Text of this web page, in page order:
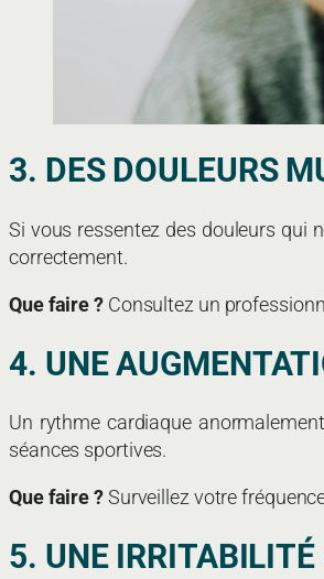
3. DES DOULEURS
Si vous ressentez des douleurs qui
correctement.
Que faire ?Consultez un
4. UNE
Un rythme cardiaque
séances sportives.
Que faire ?Surveillez votre
5. UNE